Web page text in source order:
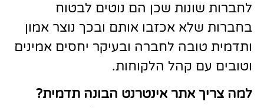
לחברות שונות שכן הם נוטים לבטוח
בחברות שלא אכזבו אותם ובכך נוצר אמון
ותדמית טובה לחברה ובעיקר יחסים אמינים
וטובים עם קהל הלקוחות.
למה צריך אתר אינטרנט הבונה תדמית?